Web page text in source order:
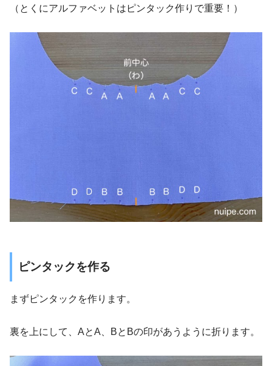
（とくにアルファベットはピンタック作りで重要！）
ピンタックを作る
まずピンタックを作ります。
裏を上にして、AとA、BとBの印があうように折ります。